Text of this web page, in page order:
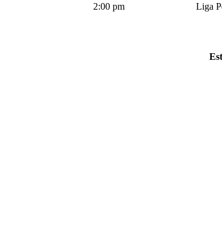
2:00 pm Liga